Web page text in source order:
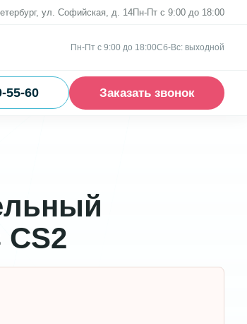
ул. Софийская, д. 14Пн-Пт с 9:00 до 18:00
Пн-Пт с 9:00 до 18:00Сб-Вс: выходной
55-60 Заказать звонок
CS2